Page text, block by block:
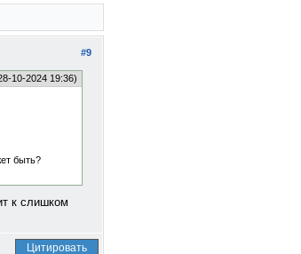
#9
10-2024 19:36)
быть?
к слишком
Цитировать